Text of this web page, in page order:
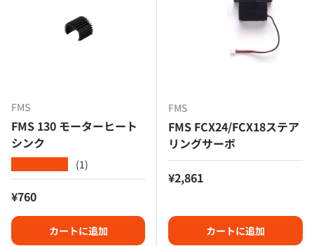
FMS
FMS 130 モーターヒート
シンク
(1)
定価
¥760
カートに追加
FMS
FMS FCX24/FCX18ステア
リングサーボ
定価
¥2,861
カートに追加